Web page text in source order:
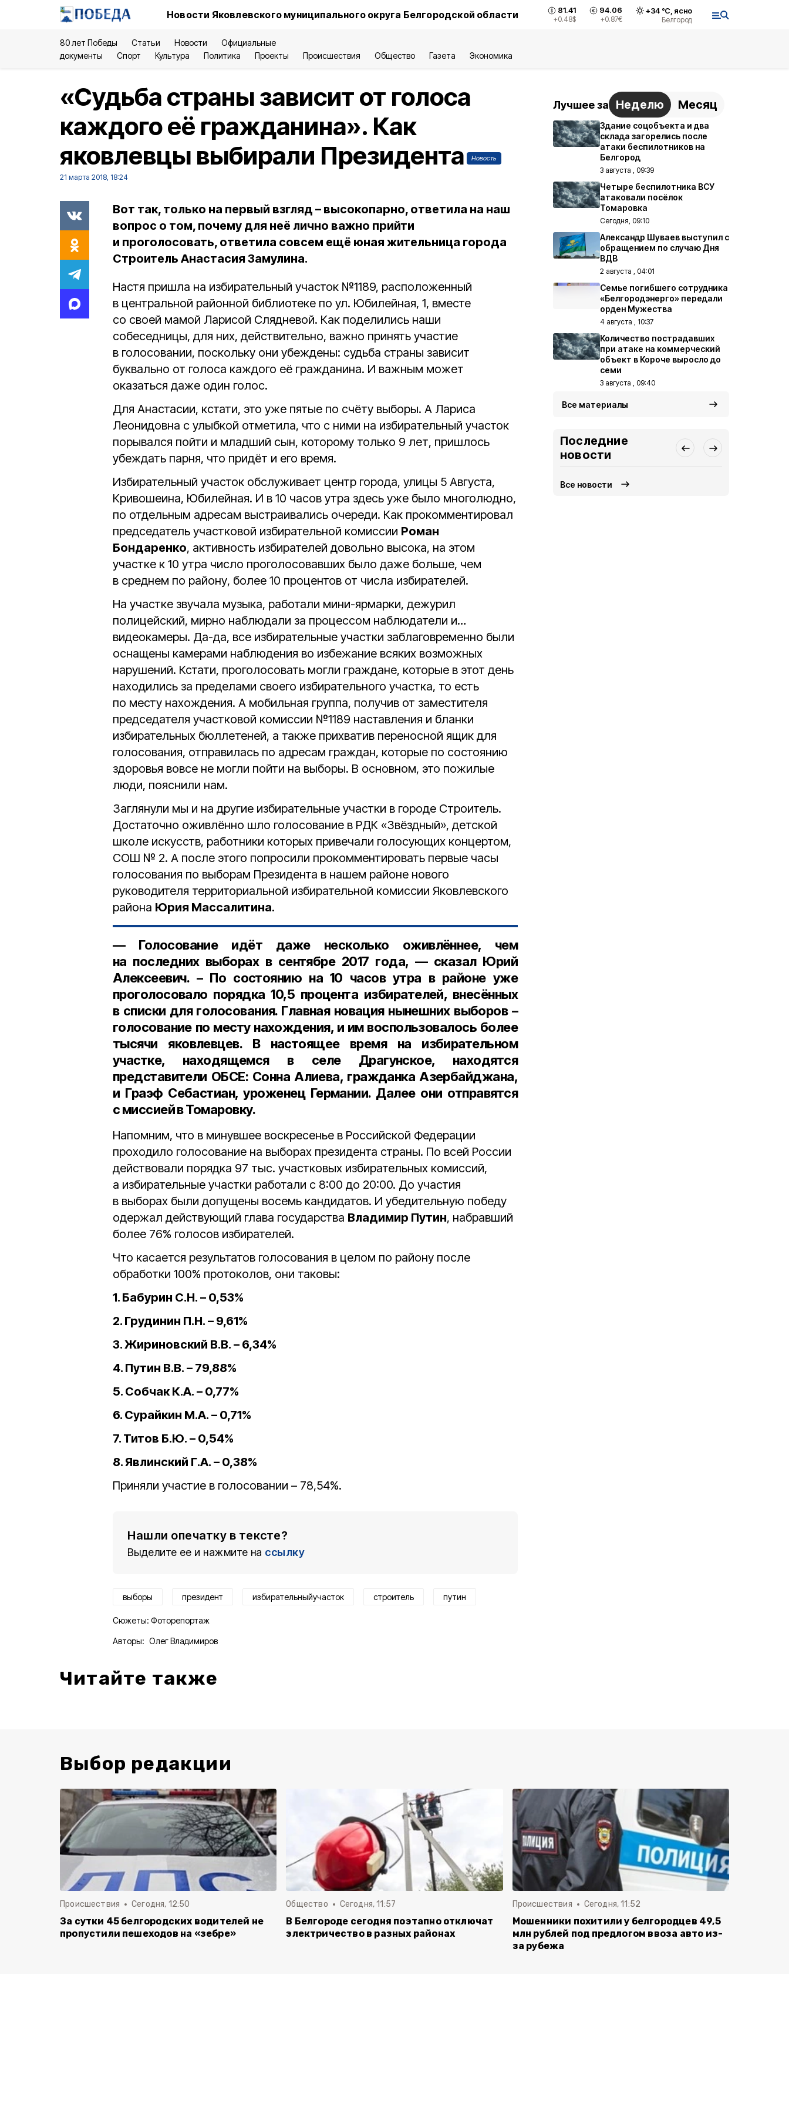
Новости Яковлевского муниципального округа Белгородской области 81.41
+0.48$
94.06
+0.87€
+34°С, ясно
Белгород
80 лет Победы Статьи Новости
Официальные
документы
Спорт Культура Политика Проекты Происшествия Общество Газета Экономика
«Судьба страны зависит от голоса
каждого её гражданина». Как
яковлевцы выбирали Президента
Новость
21 марта 2018, 18:24
Вот так, только на первый взгляд – высокопарно, ответила на наш
вопрос о том, почему для неё лично важно прийти
и проголосовать, ответила совсем ещё юная жительница города
Строитель Анастасия Замулина.
Настя пришла на избирательный участок №1189, расположенный
в центральной районной библиотеке по ул. Юбилейная, 1, вместе
со своей мамой Ларисой Слядневой. Как поделились наши
собеседницы, для них, действительно, важно принять участие
в голосовании, поскольку они убеждены: судьба страны зависит
буквально от голоса каждого её гражданина. И важным может
оказаться даже один голос.
Для Анастасии, кстати, это уже пятые по счёту выборы. А Лариса
Леонидовна с улыбкой отметила, что с ними на избирательный участок
порывался пойти и младший сын, которому только 9 лет, пришлось
убеждать парня, что придёт и его время.
Избирательный участок обслуживает центр города, улицы 5 Августа,
Кривошеина, Юбилейная. И в 10 часов утра здесь уже было многолюдно,
по отдельным адресам выстраивались очереди. Как прокомментировал
председатель участковой избирательной комиссии Роман
Бондаренко, активность избирателей довольно высока, на этом
участке к 10 утра число проголосовавших было даже больше, чем
в среднем по району, более 10 процентов от числа избирателей.
На участке звучала музыка, работали мини-ярмарки, дежурил
полицейский, мирно наблюдали за процессом наблюдатели и…
видеокамеры. Да-да, все избирательные участки заблаговременно были
оснащены камерами наблюдения во избежание всяких возможных
нарушений. Кстати, проголосовать могли граждане, которые в этот день
находились за пределами своего избирательного участка, то есть
по месту нахождения. А мобильная группа, получив от заместителя
председателя участковой комиссии №1189 наставления и бланки
избирательных бюллетеней, а также прихватив переносной ящик для
голосования, отправилась по адресам граждан, которые по состоянию
здоровья вовсе не могли пойти на выборы. В основном, это пожилые
люди, пояснили нам.
Заглянули мы и на другие избирательные участки в городе Строитель.
Достаточно оживлённо шло голосование в РДК «Звёздный», детской
школе искусств, работники которых привечали голосующих концертом,
СОШ № 2. А после этого попросили прокомментировать первые часы
голосования по выборам Президента в нашем районе нового
руководителя территориальной избирательной комиссии Яковлевского
района Юрия Массалитина.
— Голосование идёт даже несколько оживлённее, чем
на последних выборах в сентябре 2017 года, — сказал Юрий
Алексеевич. – По состоянию на 10 часов утра в районе уже
проголосовало порядка 10,5 процента избирателей, внесённых
в списки для голосования. Главная новация нынешних выборов –
голосование по месту нахождения, и им воспользовалось более
тысячи яковлевцев. В настоящее время на избирательном
участке, находящемся в селе Драгунское, находятся
представители ОБСЕ: Сонна Алиева, гражданка Азербайджана,
и Граэф Себастиан, уроженец Германии. Далее они отправятся
с миссией в Томаровку.
Напомним, что в минувшее воскресенье в Российской Федерации
проходило голосование на выборах президента страны. По всей России
действовали порядка 97 тыс. участковых избирательных комиссий,
а избирательные участки работали с 8:00 до 20:00. До участия
в выборах были допущены восемь кандидатов. И убедительную победу
одержал действующий глава государства Владимир Путин, набравший
более 76% голосов избирателей.
Что касается результатов голосования в целом по району после
обработки 100% протоколов, они таковы:
1. Бабурин С.Н. – 0,53%
2. Грудинин П.Н. – 9,61%
3. Жириновский В.В. – 6,34%
4. Путин В.В. – 79,88%
5. Собчак К.А. – 0,77%
6. Сурайкин М.А. – 0,71%
7. Титов Б.Ю. – 0,54%
8. Явлинский Г.А. – 0,38%
Приняли участие в голосовании – 78,54%.
Нашли опечатку в тексте?
Выделите ее и нажмите на ссылку
выборы президент избирательныйучасток строитель путин
Сюжеты: Фоторепортаж
Авторы: Олег Владимиров
Читайте также
Лучшее за Неделю Месяц
Здание соцобъекта и два
склада загорелись после
атаки беспилотников на
Белгород
3 августа , 09:39
Четыре беспилотника ВСУ
атаковали посёлок
Томаровка
Сегодня, 09:10
Александр Шуваев выступил с
обращением по случаю Дня
ВДВ
2 августа , 04:01
Семье погибшего сотрудника
«Белгородэнерго» передали
орден Мужества
4 августа , 10:37
Количество пострадавших
при атаке на коммерческий
объект в Короче выросло до
семи
3 августа , 09:40
Все материалы
Последние
новости
Все новости
Выбор редакции
Происшествия Сегодня, 12:50
За сутки 45 белгородских водителей не
пропустили пешеходов на «зебре»
Общество Сегодня, 11:57
В Белгороде сегодня поэтапно отключат
электричество в разных районах
Происшествия Сегодня, 11:52
Мошенники похитили у белгородцев 49,5
млн рублей под предлогом ввоза авто из-
за рубежа